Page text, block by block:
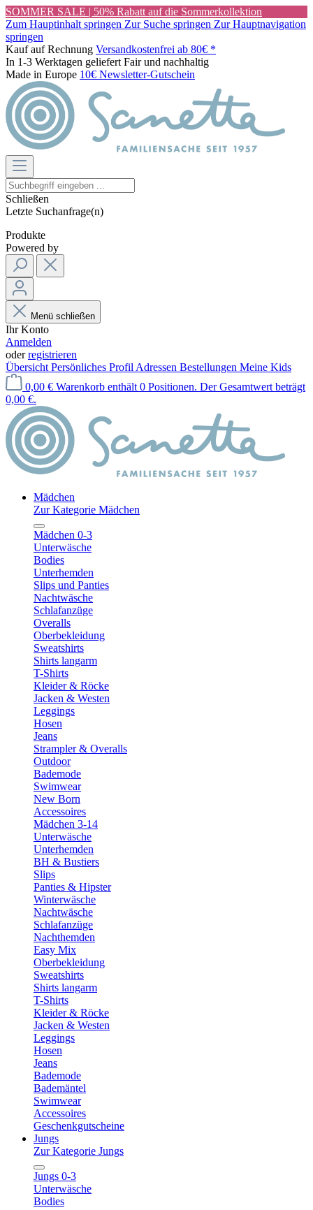
SOMMER SALE | 50% Rabatt auf die Sommerkollektion
Zum Hauptinhalt springen Zur Suche springen Zur Hauptnavigation
springen
Kauf auf Rechnung Versandkostenfrei ab 80€ *
In 1-3 Werktagen geliefert Fair und nachhaltig
Made in Europe 10€ Newsletter-Gutschein
Schließen
Letzte Suchanfrage(n)
Produkte
Powered by
Menü schließen
Ihr Konto
Anmelden
oderregistrieren
Übersicht Persönliches Profil Adressen Bestellungen Meine Kids
0,00 € Warenkorb enthält 0 Positionen. Der Gesamtwert beträgt
0,00 €.
Mädchen
Zur Kategorie Mädchen
Mädchen 0-3
Unterwäsche
Bodies
Unterhemden
Slips und Panties
Nachtwäsche
Schlafanzüge
Overalls
Oberbekleidung
Sweatshirts
Shirts langarm
T-Shirts
Kleider & Röcke
Jacken & Westen
Leggings
Hosen
Jeans
Strampler & Overalls
Outdoor
Bademode
Swimwear
New Born
Accessoires
Mädchen 3-14
Unterwäsche
Unterhemden
BH & Bustiers
Slips
Panties & Hipster
Winterwäsche
Nachtwäsche
Schlafanzüge
Nachthemden
Easy Mix
Oberbekleidung
Sweatshirts
Shirts langarm
T-Shirts
Kleider & Röcke
Jacken & Westen
Leggings
Hosen
Jeans
Bademode
Bademäntel
Swimwear
Accessoires
Geschenkgutscheine
Jungs
Zur Kategorie Jungs
Jungs 0-3
Unterwäsche
Bodies